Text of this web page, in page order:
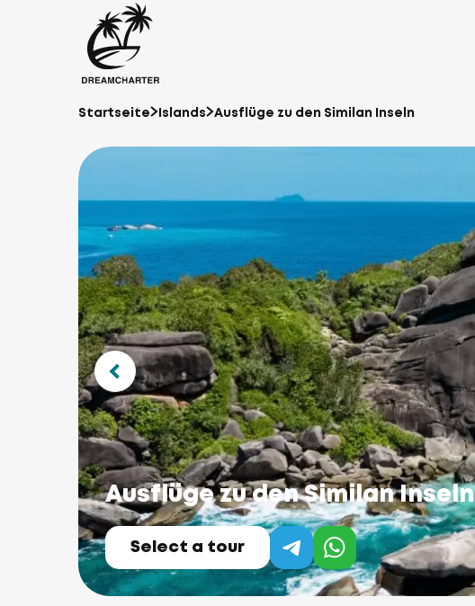
Startseite Islands Ausflüge zu den Similan Inseln
Ausflüge zu den Similan Inseln
Select a tour